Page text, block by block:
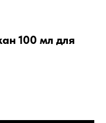
100 мл для